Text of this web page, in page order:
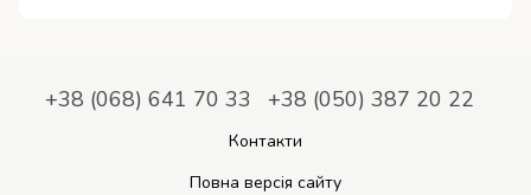
+38 (068) 641 70 33 +38 (050) 387 20 22
Контакти
Повна версія сайту